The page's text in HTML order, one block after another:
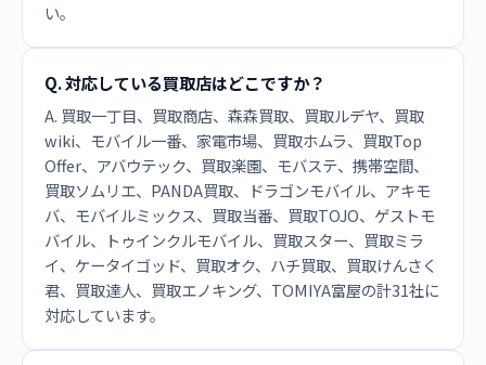
い。
Q. 対応している買取店はどこですか？
A. 買取一丁目、買取商店、森森買取、買取ルデヤ、買取
wiki、モバイル一番、家電市場、買取ホムラ、買取Top
Offer、アバウテック、買取楽園、モバステ、携帯空間、
買取ソムリエ、PANDA買取、ドラゴンモバイル、アキモ
バ、モバイルミックス、買取当番、買取TOJO、ゲストモ
バイル、トゥインクルモバイル、買取スター、買取ミラ
イ、ケータイゴッド、買取オク、ハチ買取、買取けんさく
君、買取達人、買取エノキング、TOMIYA富屋の計31社に
対応しています。